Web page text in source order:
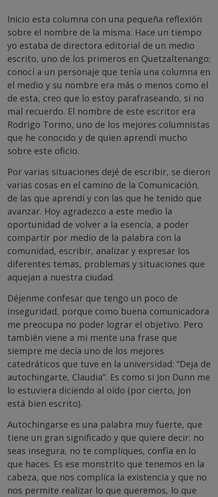
Inicio esta columna con una pequeña reflexión
sobre el nombre de la misma. Hace un tiempo
yo estaba de directora editorial de un medio
escrito, uno de los primeros en Quetzaltenango;
conocí a un personaje que tenía una columna en
el medio y su nombre era más o menos como el
de esta, creo que lo estoy parafraseando, si no
mal recuerdo. El nombre de este escritor era
Rodrigo Tormo, uno de los mejores columnistas
que he conocido y de quien aprendí mucho
sobre este oficio.
Por varias situaciones dejé de escribir, se dieron
varias cosas en el camino de la Comunicación,
de las que aprendí y con las que he tenido que
avanzar. Hoy agradezco a este medio la
oportunidad de volver a la esencia, a poder
compartir por medio de la palabra con la
comunidad, escribir, analizar y expresar los
diferentes temas, problemas y situaciones que
aquejan a nuestra ciudad.
Déjenme confesar que tengo un poco de
inseguridad, porque como buena comunicadora
me preocupa no poder lograr el objetivo. Pero
también viene a mi mente una frase que
siempre me decía uno de los mejores
catedráticos que tuve en la universidad: “Deja de
autochingarte, Claudia”. Es como si Jon Dunn me
lo estuviera diciendo al oído (por cierto, Jon
está bien escrito).
Autochingarse es una palabra muy fuerte, que
tiene un gran significado y que quiere decir: no
seas insegura, no te compliques, confía en lo
que haces. Es ese monstrito que tenemos en la
cabeza, que nos complica la existencia y que no
nos permite realizar lo que queremos, lo que